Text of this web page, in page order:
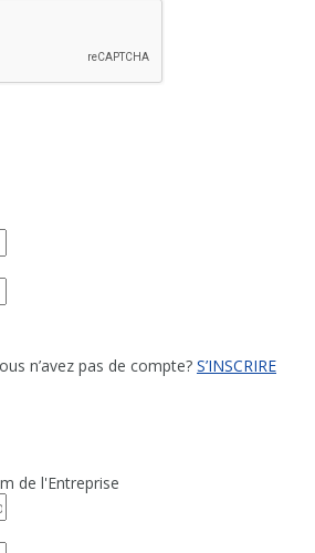
n’avez pas de compte? S’INSCRIRE
de l'Entreprise